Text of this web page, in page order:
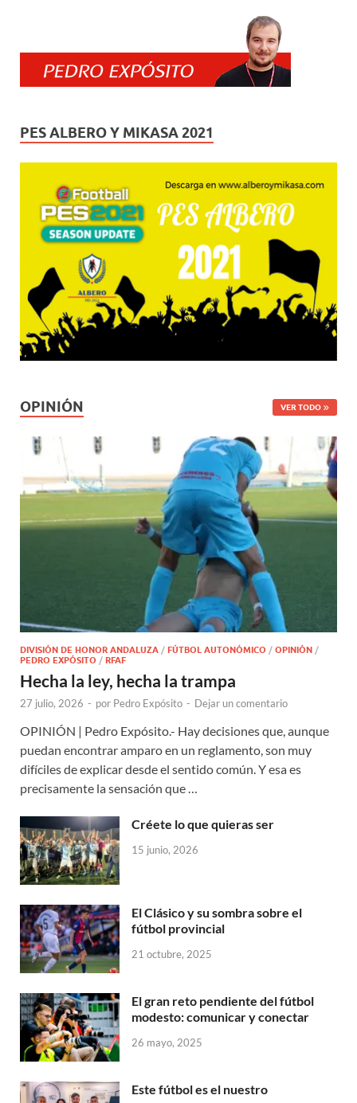
PES ALBERO Y MIKASA 2021
OPINIÓN VER TODO
DIVISIÓN DE HONOR ANDALUZA / FÚTBOL AUTONÓMICO / OPINIÓN /
PEDRO EXPÓSITO / RFAF
Hecha la ley, hecha la trampa
27 julio, 2026 - por Pedro Expósito - Dejar un comentario
OPINIÓN | Pedro Expósito.- Hay decisiones que, aunque
puedan encontrar amparo en un reglamento, son muy
difíciles de explicar desde el sentido común. Y esa es
precisamente la sensación que …
Créete lo que quieras ser
15 junio, 2026
El Clásico y su sombra sobre el
fútbol provincial
21 octubre, 2025
El gran reto pendiente del fútbol
modesto: comunicar y conectar
26 mayo, 2025
Este fútbol es el nuestro